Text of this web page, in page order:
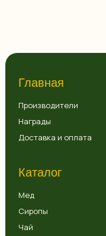
Главная
Производители
Награды
Доставка и оплата
Каталог
Мед
Сиропы
Чай